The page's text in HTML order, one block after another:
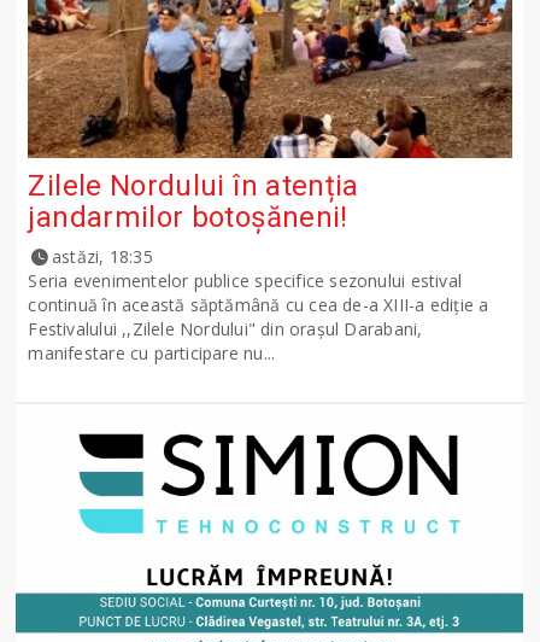
Zilele Nordului în atenția
jandarmilor botoșăneni!
astăzi, 18:35
Seria evenimentelor publice specifice sezonului estival
continuă în această săptămână cu cea de-a XIII-a ediție a
Festivalului ,,Zilele Nordului" din orașul Darabani,
manifestare cu participare nu...